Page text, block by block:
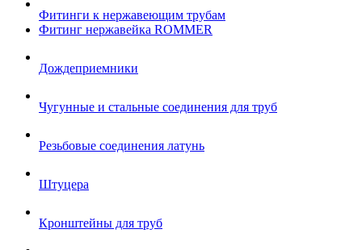
Фитинги к нержавеющим трубам
Фитинг нержавейка ROMMER
Дождеприемники
Чугунные и стальные соединения для труб
Резьбовые соединения латунь
Штуцера
Кронштейны для труб